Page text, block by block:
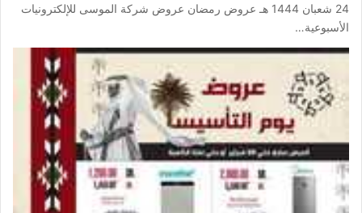
24 شعبان 1444 هـ عروض رمضان عروض شركة الموسى للإلكترونيات
الأسبوعية…